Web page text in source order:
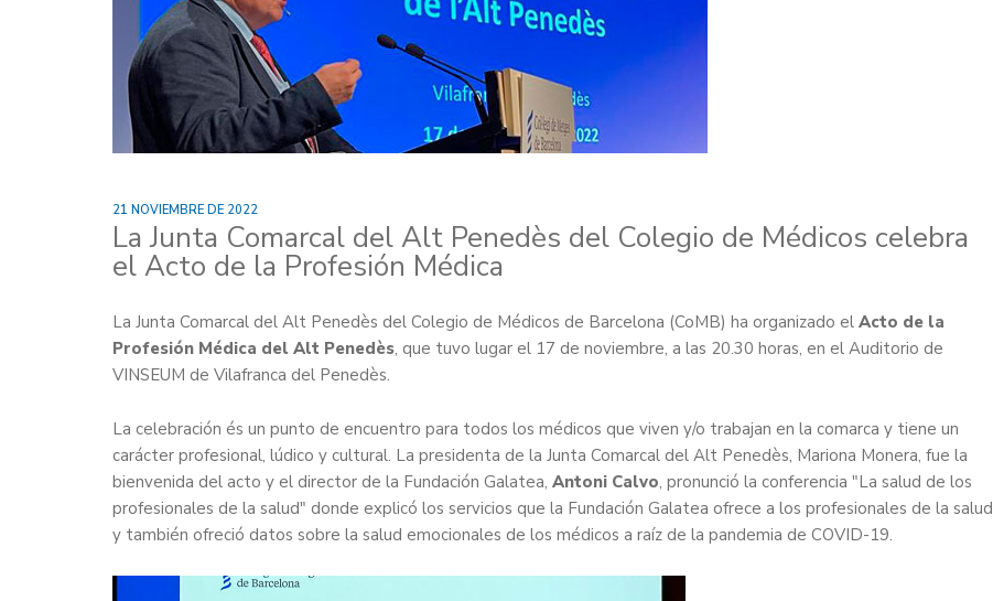
21 NOVIEMBRE DE 2022
La Junta Comarcal del Alt Penedès del Colegio de Médicos celebra
el Acto de la Profesión Médica
La Junta Comarcal del Alt Penedès del Colegio de Médicos de Barcelona (CoMB) ha organizado el Acto de la
Profesión Médica del Alt Penedès, que tuvo lugar el 17 de noviembre, a las 20.30 horas, en el Auditorio de
VINSEUM de Vilafranca del Penedès.
La celebración és un punto de encuentro para todos los médicos que viven y/o trabajan en la comarca y tiene un
carácter profesional, lúdico y cultural. La presidenta de la Junta Comarcal del Alt Penedès, Mariona Monera, fue la
bienvenida del acto y el director de la Fundación Galatea, Antoni Calvo, pronunció la conferencia "La salud de los
profesionales de la salud" donde explicó los servicios que la Fundación Galatea ofrece a los profesionales de la salud
y también ofreció datos sobre la salud emocionales de los médicos a raíz de la pandemia de COVID-19.